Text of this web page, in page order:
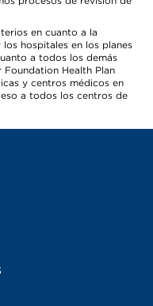
en cuanto a la
hospitales en los planes
a todos los demás
Health Plan
y centros médicos en
a todos los centros de